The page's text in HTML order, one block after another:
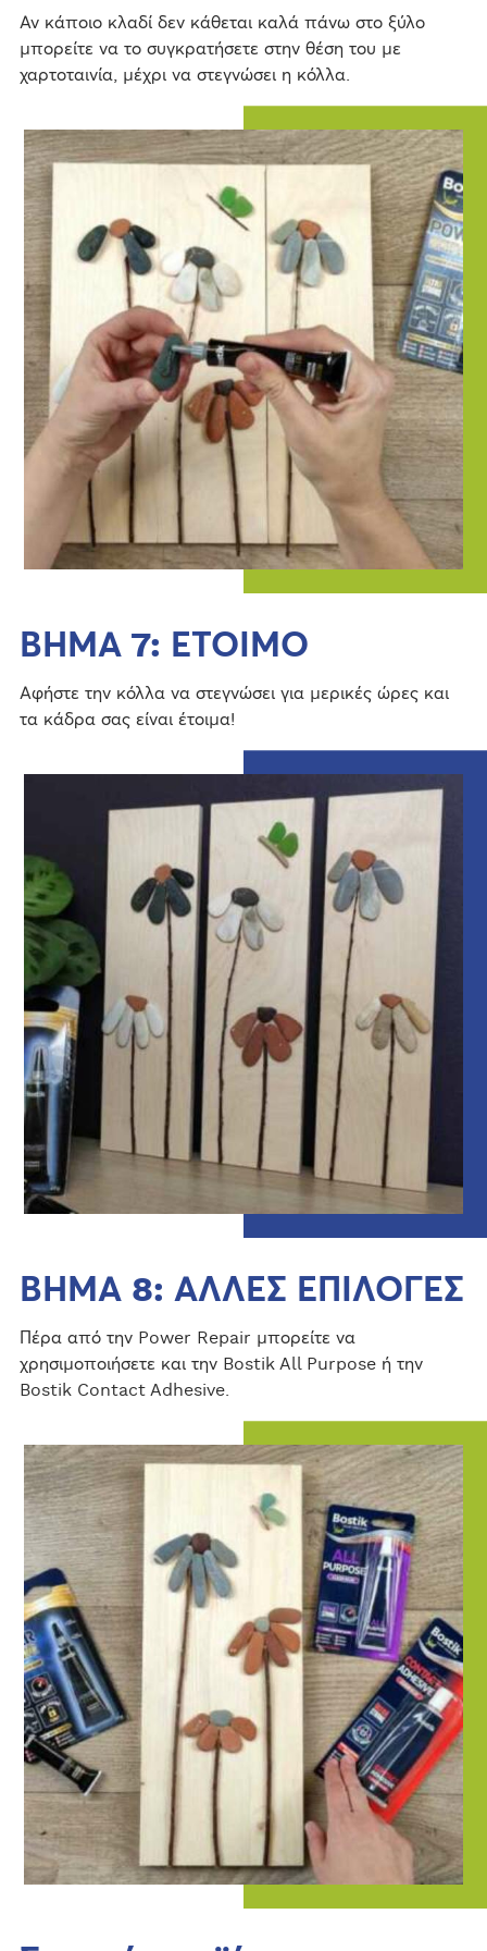
Αν κάποιο κλαδί δεν κάθεται καλά πάνω στο ξύλο
μπορείτε να το συγκρατήσετε στην θέση του με
χαρτοταινία, μέχρι να στεγνώσει η κόλλα.
ΒΗΜΑ 7: ΕΤΟΙΜΟ
Αφήστε την κόλλα να στεγνώσει για μερικές ώρες και
τα κάδρα σας είναι έτοιμα!
ΒΗΜΑ 8: ΑΛΛΕΣ ΕΠΙΛΟΓΕΣ
Πέρα από την Power Repair μπορείτε να
χρησιμοποιήσετε και την Bostik All Purpose ή την
Bostik Contact Adhesive.